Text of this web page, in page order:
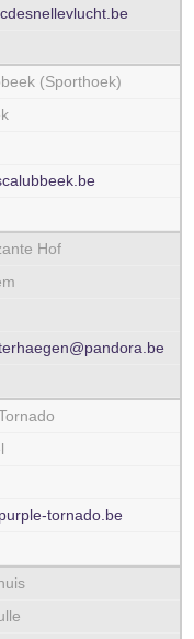
(Sporthoek)
Hof
tornado.be